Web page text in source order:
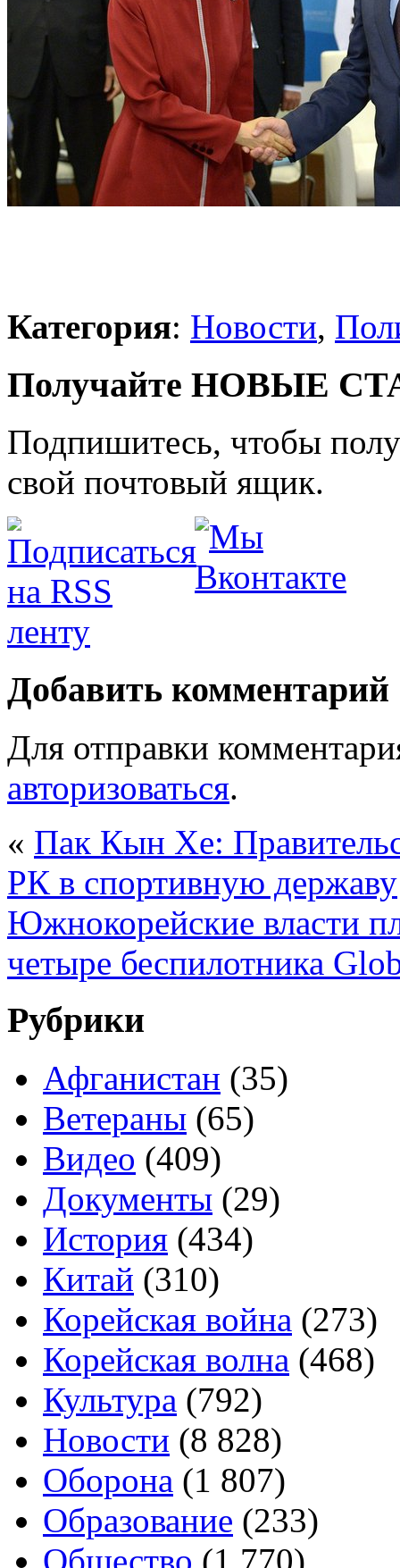
Категория: Новости,
Получайте НОВЫЕ
Подпишитесь, чтобы
свой почтовый ящик.
Добавить комментарий
Для отправки
авторизоваться.
« Пак Кын Хе:
РК в спортивную державу
Южнокорейские власти
четыре беспилотника
Рубрики
Афганистан (35)
Ветераны (65)
Видео (409)
Документы (29)
История (434)
Китай (310)
Корейская война (273)
Корейская волна (468)
Культура (792)
Новости (8 828)
Оборона (1 807)
Образование (233)